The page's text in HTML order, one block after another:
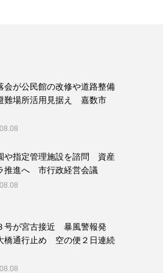
会が公民館の改修や道路整備
場所活用見据え 嘉数市
や指定管理施設を諮問 資産
推進へ 市行政経営会議
号が宮古接近 暴風警報発
橋通行止め 空の便２日連続